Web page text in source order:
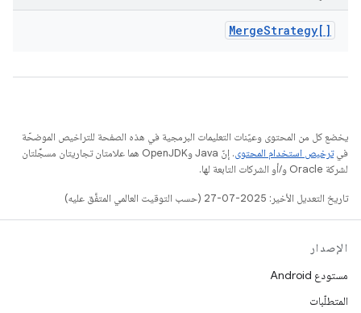
MergeStrategy[]
يخضع كل من المحتوى وعيّنات التعليمات البرمجية في هذه الصفحة للتراخيص الموضحّة
فيترخيص استخدام المحتوى
. إنّ Java وOpenJDK هما علامتان تجاريتان مسجَّلتان
لشركة Oracle و/أو الشركات التابعة لها.
تاريخ التعديل الأخير: 2025-07-27 (حسب التوقيت العالمي المتفَّق عليه)
الإصدار
مستودع Android
المتطلّبات